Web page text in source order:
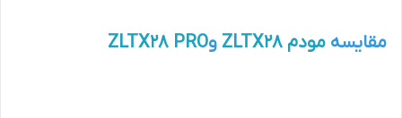
مقایسه مودم ZLTX28 وZLTX28 PRO